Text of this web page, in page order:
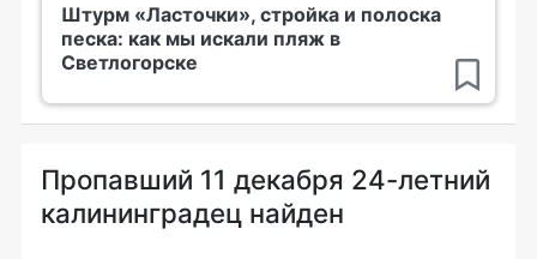
Штурм «Ласточки», стройка и полоска
песка: как мы искали пляж в
Светлогорске
Пропавший 11 декабря 24-летний
калининградец найден